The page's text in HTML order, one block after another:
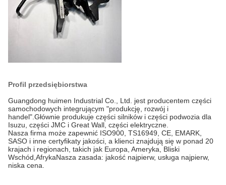
Profil przedsiębiorstwa
Guangdong huimen Industrial Co., Ltd. jest producentem części
samochodowych integrującym "produkcję, rozwój i
handel".Głównie produkuje części silników i części podwozia dla
Isuzu, części JMC i Great Wall, części elektryczne.
Nasza firma może zapewnić ISO900, TS16949, CE, EMARK,
SASO i inne certyfikaty jakości, a klienci znajdują się w ponad 20
krajach i regionach, takich jak Europa, Ameryka, Bliski
Wschód,AfrykaNasza zasada: jakość najpierw, usługa najpierw,
niska cena.